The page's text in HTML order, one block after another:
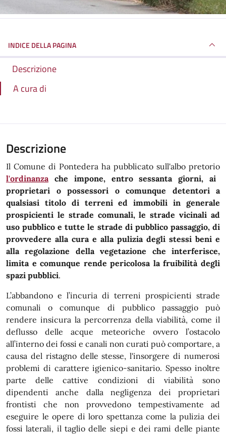
INDICE DELLA PAGINA
Descrizione
A cura di
Descrizione
Il Comune di Pontedera ha pubblicato sull'albo pretorio
l'ordinanzache impone, entro sessanta giorni, ai
proprietari o possessori o comunque detentori a
qualsiasi titolo di terreni ed immobili in generale
prospicienti le strade comunali, le strade vicinali ad
uso pubblico e tutte le strade di pubblico passaggio, di
provvedere alla cura e alla pulizia degli stessi beni e
alla regolazione della vegetazione che interferisce,
limita e comunque rende pericolosa la fruibilità degli
spazi pubblici.
L’abbandono e l’incuria di terreni prospicienti strade
comunali o comunque di pubblico passaggio può
rendere insicura la percorrenza della viabilità, come il
deflusso delle acque meteoriche ovvero l’ostacolo
all’interno dei fossi e canali non curati può comportare, a
causa del ristagno delle stesse, l'insorgere di numerosi
problemi di carattere igienico-sanitario. Spesso inoltre
parte delle cattive condizioni di viabilità sono
dipendenti anche dalla negligenza dei proprietari
frontisti che non provvedono tempestivamente ad
eseguire le opere di loro spettanza come la pulizia dei
fossi laterali, il taglio delle siepi e dei rami delle piante